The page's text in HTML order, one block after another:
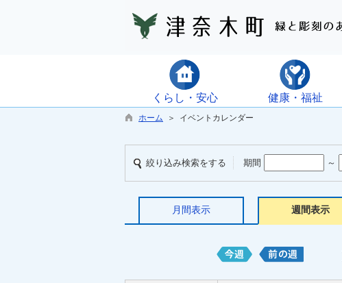
くらし・安心 健康・福祉
ホーム ＞ イベントカレンダー
絞り込み検索をする 期間 ～
月間表示 週間表示